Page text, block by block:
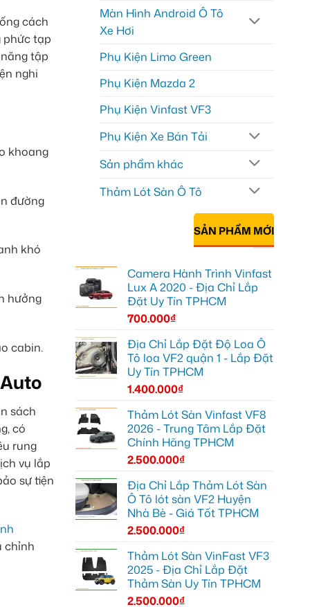
cách
phức tạp
tập
nghi
khoang
đường
khó
hưởng
cabin.
sách
có
rung
vụ lắp
sự tiện
chỉnh
Màn Hình Android Ô Tô
Xe Hơi
Phụ Kiện Limo Green
Phụ Kiện Mazda 2
Phụ Kiện Vinfast VF3
Phụ Kiện Xe Bán Tải
Sản phẩm khác
Thảm Lót Sàn Ô Tô
SẢN PHẨM MỚI
Camera Hành Trình Vinfast
Lux A 2020 - Địa Chỉ Lắp
Đặt Uy Tín TPHCM
700.000₫
Địa Chỉ Lắp Đặt Độ Loa Ô
Tô loa VF2 quận 1 - Lắp Đặt
Uy Tín TPHCM
1.400.000₫
Thảm Lót Sàn Vinfast VF8
2026 - Trung Tâm Lắp Đặt
Chính Hãng TPHCM
2.500.000₫
Địa Chỉ Lắp Thảm Lót Sàn
Ô Tô lót sàn VF2 Huyện
Nhà Bè - Giá Tốt TPHCM
2.500.000₫
Thảm Lót Sàn VinFast VF3
2025 - Địa Chỉ Lắp Đặt
Thảm Sàn Uy Tín TPHCM
2.500.000₫